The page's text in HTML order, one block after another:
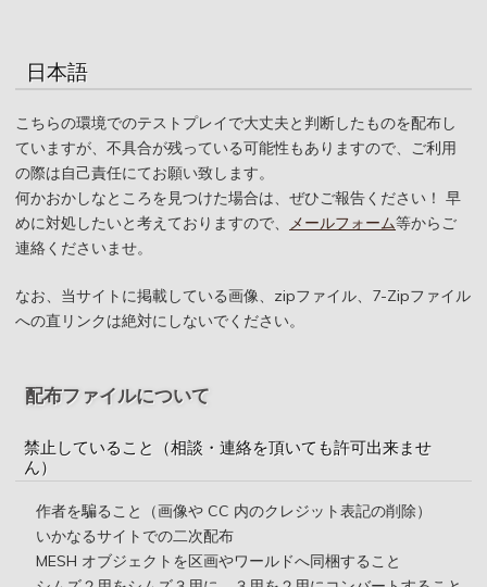
日本語
こちらの環境でのテストプレイで大丈夫と判断したものを配布し
ていますが、不具合が残っている可能性もありますので、ご利用
の際は自己責任にてお願い致します。
何かおかしなところを見つけた場合は、ぜひご報告ください！ 早
めに対処したいと考えておりますので、
メールフォーム等からご
連絡くださいませ。
なお、当サイトに掲載している画像、zipファイル、7-Zipファイル
への直リンクは絶対にしないでください。
配布ファイルについて
禁止していること（相談・連絡を頂いても許可出来ませ
ん）
作者を騙ること（画像や CC 内のクレジット表記の削除）
いかなるサイトでの二次配布
MESH オブジェクトを区画やワールドへ同梱すること